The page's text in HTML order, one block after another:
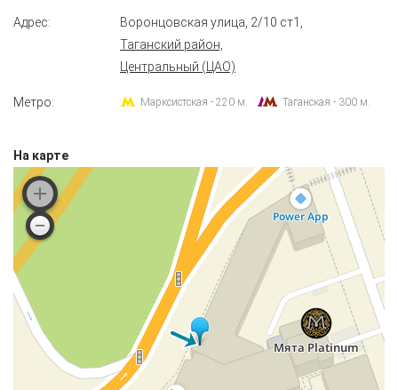
Адрес: Воронцовская улица, 2/10 ст1
Таганский район,
Центральный (ЦАО)
Метро: Марксистская - 220 м. Таганская - 300 м.
На карте